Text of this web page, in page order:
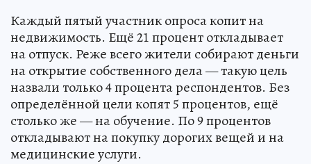
Каждый пятый участник опроса копит на
недвижимость. Ещё 21 процент откладывает
на отпуск. Реже всего жители собирают деньги
на открытие собственного дела — такую цель
назвали только 4 процента респондентов. Без
определённой цели копят 5 процентов, ещё
столько же — на обучение. По 9 процентов
откладывают на покупку дорогих вещей и на
медицинские услуги.